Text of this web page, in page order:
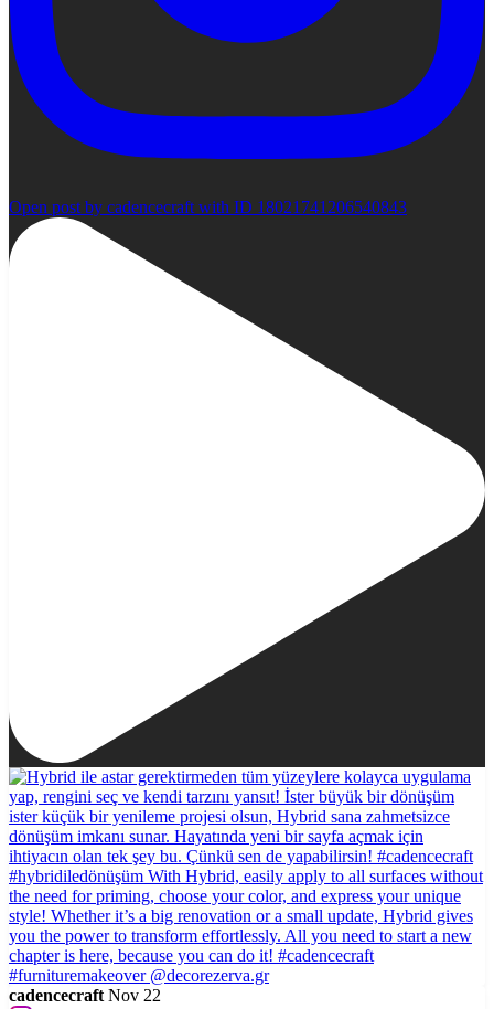
Open post by cadencecraft with ID 18021741206540843
cadencecraft Nov 22